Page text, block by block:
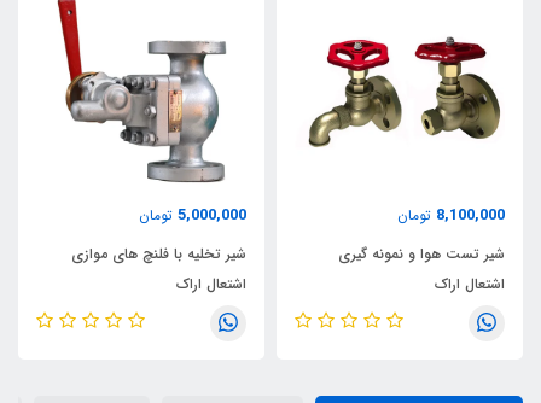
8,100,000 تومان
شیر تست هوا و نمونه گیری
اشتعال اراک
5,000,000 تومان
شیر تخلیه با فلنچ های موازی
اشتعال اراک